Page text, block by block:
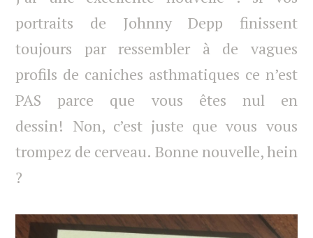
portraits de Johnny Depp finissent
toujours par ressembler à de vagues
profils de caniches asthmatiques ce n’est
PAS parce que vous êtes nul en
dessin! Non, c’est juste que vous vous
trompez de cerveau. Bonne nouvelle, hein
?